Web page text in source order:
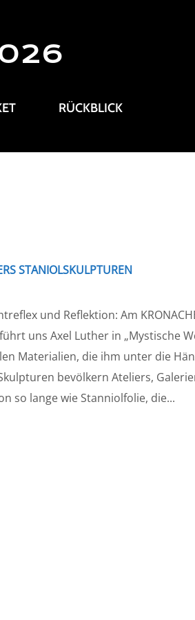
RÜCKBLICK
STANIOLSKULPTUREN
und Reflektion: Am
uns Axel Luther in „Mystische
Materialien, die ihm unter die
bevölkern Ateliers,
so lange wie Stanniolfolie, die...